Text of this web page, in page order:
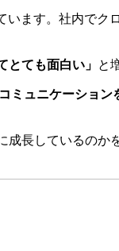
ます。社内で
ても面白い」 と
ミュニケーショ
長しているのか